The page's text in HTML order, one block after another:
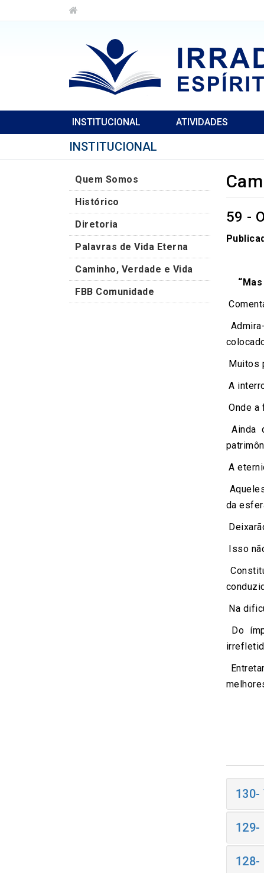
INSTITUCIONAL ATIVIDADES
INSTITUCIONAL
Quem Somos
Histórico
Diretoria
Palavras de Vida Eterna
Caminho, Verdade e Vida
FBB Comunidade
59 -
Muitos
A
Onde a
Ainda
A
da
Isso
Na
Do
130-
129-
128-